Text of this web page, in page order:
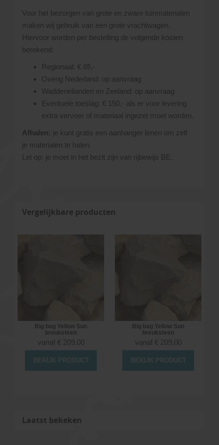
Voor het bezorgen van grote en zware tuinmaterialen
maken wij gebruik van een grote vrachtwagen.
Hiervoor worden per bestelling de volgende kosten
berekend:
Regionaal: € 85,-
Overig Nederland: op aanvraag
Waddeneilanden en Zeeland: op aanvraag
Eventuele toeslag: € 150,- als er voor levering
extra vervoer of materiaal ingezet moet worden.
Afhalen: je kunt gratis een aanhanger lenen om zelf
je materialen te halen.
Let op: je moet in het bezit zijn van rijbewijs BE.
Vergelijkbare producten
Big bag Yellow Sun
breuksteen
vanaf € 209,00
BEKIJK PRODUCT
Big bag Yellow Sun
breuksteen
vanaf € 209,00
BEKIJK PRODUCT
Laatst bekeken